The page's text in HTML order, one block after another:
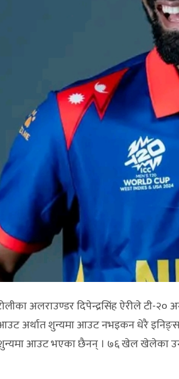
अलराउण्डर दिपेन्द्रसिंह ऐरीले टी-२०
अर्थात शुन्यमा आउट नभइकन धेरै इनिङ्स
आउट भएका छैनन् । ७६ खेल खेलेका